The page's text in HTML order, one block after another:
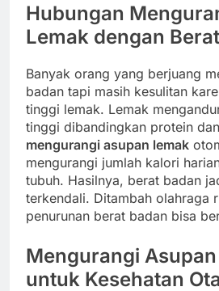
Hubungan
Lemak dengan
Banyak orang yang berjuang
badan tapi masih kesulitan
tinggi lemak. Lemak
tinggi dibandingkan protein
mengurangi asupan lemak
mengurangi jumlah kalori
tubuh. Hasilnya, berat badan
terkendali. Ditambah olahraga
penurunan berat badan bisa
Mengurangi
untuk Kesehatan